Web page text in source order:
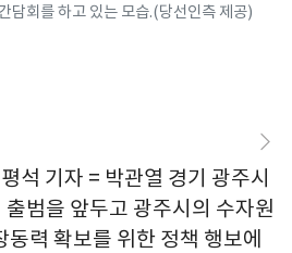
담회를 하고 있는 모습.(당선인측 제공)
석 기자 = 박관열 경기 광주시
범을 앞두고 광주시의 수자원
력 확보를 위한 정책 행보에